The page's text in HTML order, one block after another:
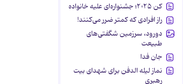
کن ۲۰۲۵؛ جشنواره‌ای علیه خانواده
راز افرادی که کمتر ضرر می‌کنند!
دورود، سرزمین شگفتی‌های
طبیعت
جان فدا
نماز لیله الدفن برای شهدای بیت
رهبری